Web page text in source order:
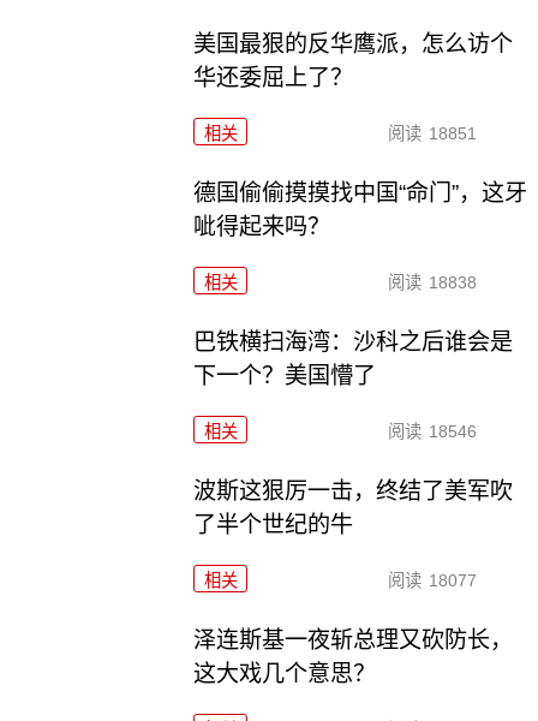
美国最狠的反华鹰派，怎么访个
华还委屈上了？
相关 阅读 18851
德国偷偷摸摸找中国“命门”，这牙
呲得起来吗？
相关 阅读 18838
巴铁横扫海湾：沙科之后谁会是
下一个？美国懵了
相关 阅读 18546
波斯这狠厉一击，终结了美军吹
了半个世纪的牛
相关 阅读 18077
泽连斯基一夜斩总理又砍防长，
这大戏几个意思？